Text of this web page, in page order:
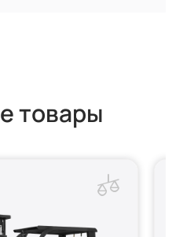
товары